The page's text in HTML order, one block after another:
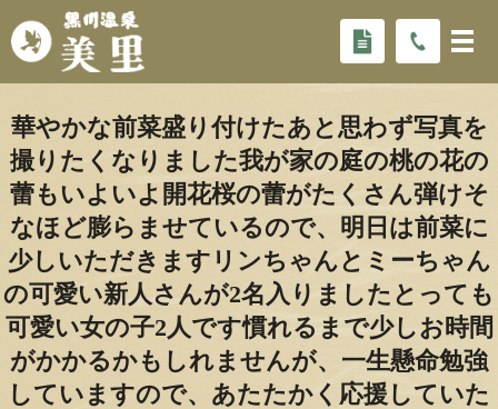
華やかな前菜盛り付けたあと思わず写真を
撮りたくなりました️我が家の庭の桃の花の
蕾もいよいよ開花桜の蕾がたくさん弾けそ
なほど膨らませているので、明日は前菜に
少しいただきますリンちゃんとミーちゃん
の可愛い新人さんが2名入りましたとっても
可愛い女の子2人です慣れるまで少しお時間
がかかるかもしれませんが、一生懸命勉強
していますので、あたたかく応援していた